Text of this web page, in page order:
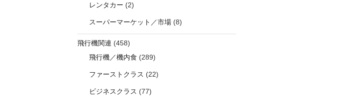
レンタカー (2)
スーパーマーケット／市場(8)
飛行機関連 (458)
飛行機／機内食 (289)
ファーストクラス (22)
ビジネスクラス (77)